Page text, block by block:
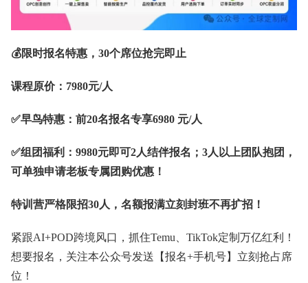
💰限时报名特惠，30个席位抢完即止
课程原价：7980元/人
✅早鸟特惠：前20名报名专享6980 元/人
✅组团福利：9980元即可2人结伴报名；3人以上团队抱团，
可单独申请老板专属团购优惠！
特训营严格限招30人，名额报满立刻封班不再扩招！
紧跟AI+POD跨境风口，抓住Temu、TikTok定制万亿红利！
想要报名，关注本公众号发送【报名+手机号】立刻抢占席
位！